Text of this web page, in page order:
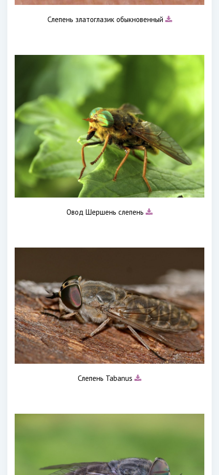
Слепень златоглазик обыкновенный
Овод Шершень слепень
Слепень Tabanus